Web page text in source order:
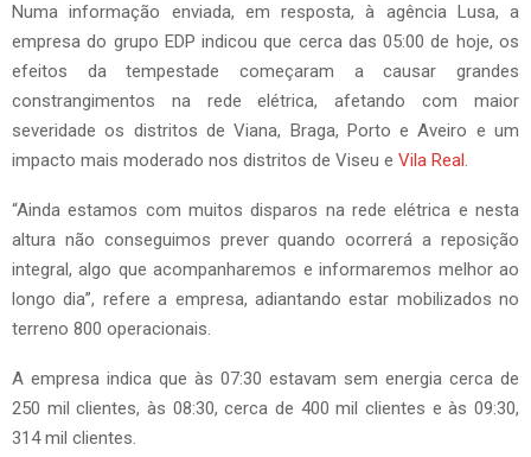
Numa informação enviada, em resposta, à agência Lusa, a
empresa do grupo EDP indicou que cerca das 05:00 de hoje, os
efeitos da tempestade começaram a causar grandes
constrangimentos na rede elétrica, afetando com maior
severidade os distritos de Viana, Braga, Porto e Aveiro e um
impacto mais moderado nos distritos de Viseu e Vila Real.
“Ainda estamos com muitos disparos na rede elétrica e nesta
altura não conseguimos prever quando ocorrerá a reposição
integral, algo que acompanharemos e informaremos melhor ao
longo dia”, refere a empresa, adiantando estar mobilizados no
terreno 800 operacionais.
A empresa indica que às 07:30 estavam sem energia cerca de
250 mil clientes, às 08:30, cerca de 400 mil clientes e às 09:30,
314 mil clientes.